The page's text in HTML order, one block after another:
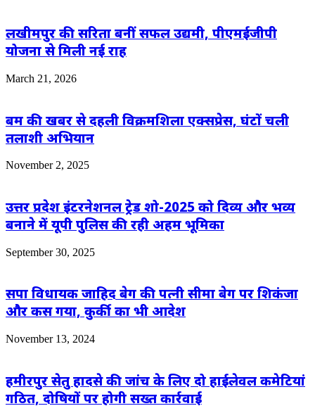
लखीमपुर की सरिता बनीं सफल उद्यमी, पीएमईजीपी
योजना से मिली नई राह
March 21, 2026
बम की खबर से दहली विक्रमशिला एक्सप्रेस, घंटों चली
तलाशी अभियान
November 2, 2025
उत्तर प्रदेश इंटरनेशनल ट्रेड शो-2025 को दिव्य और भव्य
बनाने में यूपी पुलिस की रही अहम भूमिका
September 30, 2025
सपा विधायक जाहिद बेग की पत्नी सीमा बेग पर शिकंजा
और कस गया, कुर्की का भी आदेश
November 13, 2024
हमीरपुर सेतु हादसे की जांच के लिए दो हाईलेवल कमेटियां
गठित, दोषियों पर होगी सख्त कार्रवाई